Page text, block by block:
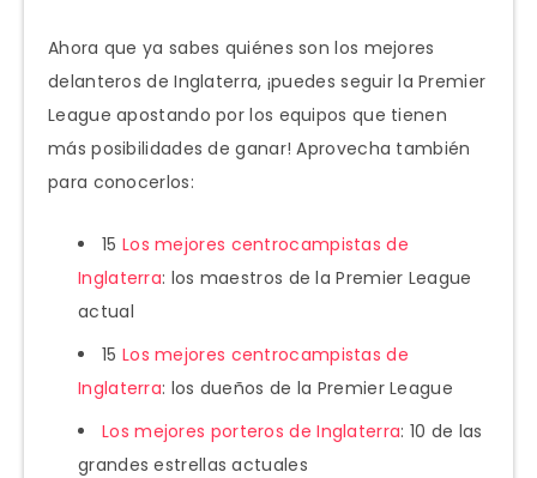
Ahora que ya sabes quiénes son los mejores
delanteros de Inglaterra, ¡puedes seguir la Premier
League apostando por los equipos que tienen
más posibilidades de ganar! Aprovecha también
para conocerlos:
15 Los mejores centrocampistas de
Inglaterra: los maestros de la Premier League
actual
15 Los mejores centrocampistas de
Inglaterra: los dueños de la Premier League
Los mejores porteros de Inglaterra: 10 de las
grandes estrellas actuales